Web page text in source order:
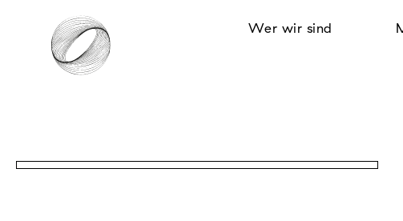
Wer wir sind